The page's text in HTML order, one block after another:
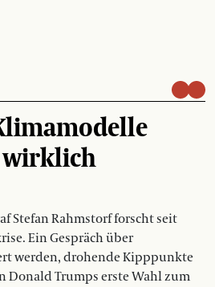
wirklich
Stefan Rahmstorf forscht seit
Ein Gespräch über
werden, drohende Kipppunkte
Donald Trumps erste Wahl zum